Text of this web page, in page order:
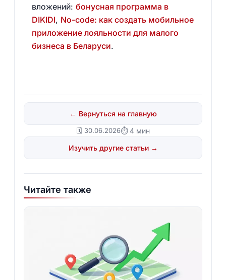
вложений: бонусная программа в
DIKIDI, No-code: как создать мобильное
приложение лояльности для малого
бизнеса в Беларуси.
← Вернуться на главную
🗓️ 30.06.2026⏱ 4 мин
Изучить другие статьи →
Читайте также